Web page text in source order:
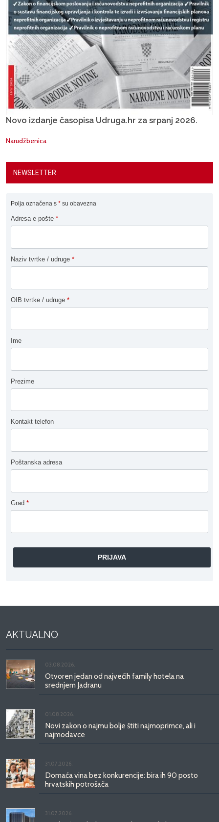
Novo izdanje časopisa Udruga.hr za srpanj 2026.
Narudžbenica
NEWSLETTER
Polja označena s * su obavezna
Adresa e-pošte *
Naziv tvrtke / udruge *
OIB tvrtke / udruge *
Ime
Prezime
Kontakt telefon
Poštanska adresa
Grad *
AKTUALNO
03.08.2026.
Otvoren jedan od najvećih family hotela na
srednjem Jadranu
01.08.2026.
Novi zakon o najmu bolje štiti najmoprimce, ali i
najmodavce
31.07.2026.
Domaća vina bez konkurencije: bira ih 90 posto
hrvatskih potrošača
31.07.2026.